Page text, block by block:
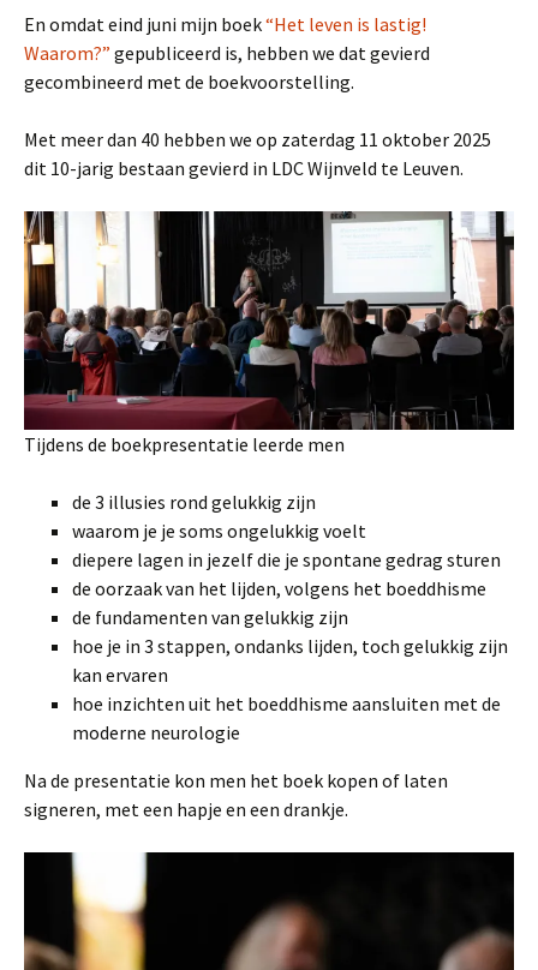
En omdat eind juni mijn boek“Het leven is lastig!
Waarom?” gepubliceerd is, hebben we dat gevierd
gecombineerd met de boekvoorstelling.
Met meer dan 40 hebben we op zaterdag 11 oktober 2025
dit 10-jarig bestaan gevierd in LDC Wijnveld te Leuven.
Tijdens de boekpresentatie leerde men
de 3 illusies rond gelukkig zijn
waarom je je soms ongelukkig voelt
diepere lagen in jezelf die je spontane gedrag sturen
de oorzaak van het lijden, volgens het boeddhisme
de fundamenten van gelukkig zijn
hoe je in 3 stappen, ondanks lijden, toch gelukkig zijn
kan ervaren
hoe inzichten uit het boeddhisme aansluiten met de
moderne neurologie
Na de presentatie kon men het boek kopen of laten
signeren, met een hapje en een drankje.